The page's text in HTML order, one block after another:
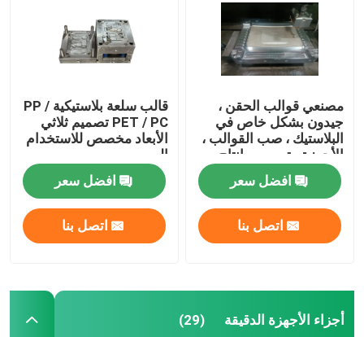
مصنعي قوالب الحقن ،
جيدون بشكل خاص في
البلاستيك ، صب القوالب ،
الأجهزة ، تصميم وإنتاج
قوالب السيليكون
افضل سعر
اتصل بنا
قالب سلعة بلاستيكية PP /
PET / PC تصميم ثلاثي
الأبعاد مخصص للاستخدام
اليومي
افضل سعر
اتصل بنا
أجزاء الأجهزة الدقيقة (29)